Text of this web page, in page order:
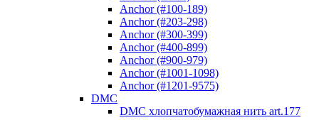
Anchor (#100-189)
Anchor (#203-298)
Anchor (#300-399)
Anchor (#400-899)
Anchor (#900-979)
Anchor (#1001-1098)
Anchor (#1201-9575)
DMC
DMC хлопчатобумажная нить art.177